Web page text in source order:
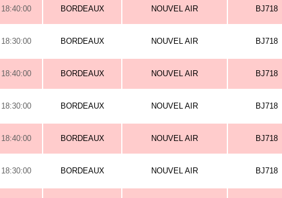
18:40:00 BORDEAUX NOUVEL AIR BJ718
18:30:00 BORDEAUX NOUVEL AIR BJ718
18:40:00 BORDEAUX NOUVEL AIR BJ718
18:30:00 BORDEAUX NOUVEL AIR BJ718
18:40:00 BORDEAUX NOUVEL AIR BJ718
18:30:00 BORDEAUX NOUVEL AIR BJ718